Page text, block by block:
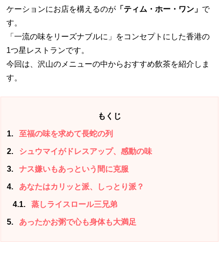
ケーションにお店を構えるのが 「ティム・ホー・ワン」 で
す。
「一流の味をリーズナブルに」をコンセプトにした香港の
1つ星レストランです。
今回は、沢山のメニューの中からおすすめ飲茶を紹介しま
す。
もくじ
1 至福の味を求めて長蛇の列
2 シュウマイがドレスアップ、感動の味
3 ナス嫌いもあっという間に克服
4 あなたはカリッと派、しっとり派？
4.1 蒸しライスロール三兄弟
5 あったかお粥で心も身体も大満足